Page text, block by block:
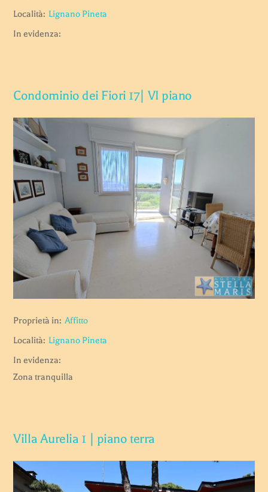
Località: Lignano Pineta
In evidenza:
Condominio dei Fiori 17| VI piano
Proprietà in: Affitto
Località: Lignano Pineta
In evidenza:
Zona tranquilla
Villa Aurelia 1 | piano terra